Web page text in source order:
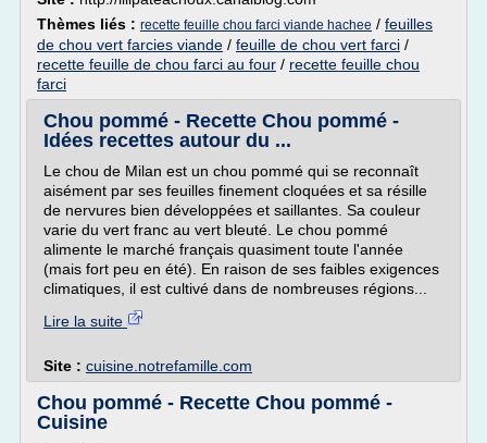
Thèmes liés : recette feuille chou farci viande hachee / feuilles
de chou vert farcies viande / feuille de chou vert farci /
recette feuille de chou farci au four / recette feuille chou
farci
Chou pommé - Recette Chou pommé -
Idées recettes autour du ...
Le chou de Milan est un chou pommé qui se reconnaît
aisément par ses feuilles finement cloquées et sa résille
de nervures bien développées et saillantes. Sa couleur
varie du vert franc au vert bleuté. Le chou pommé
alimente le marché français quasiment toute l'année
(mais fort peu en été). En raison de ses faibles exigences
climatiques, il est cultivé dans de nombreuses régions...
Lire la suite
Site : cuisine.notrefamille.com
Chou pommé - Recette Chou pommé -
Cuisine